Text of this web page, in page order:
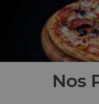
Nos